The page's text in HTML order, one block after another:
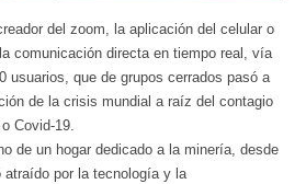
del zoom, la aplicación del celular o
comunicación directa en tiempo real, vía
usuarios, que de grupos cerrados pasó a
de la crisis mundial a raíz del contagio
Covid-19.
de un hogar dedicado a la minería, desde
atraído por la tecnología y la